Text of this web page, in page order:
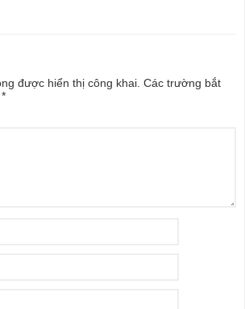
được hiển thị công khai. Các trường bắt
*